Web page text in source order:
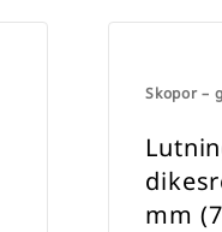
Skopor –
mm